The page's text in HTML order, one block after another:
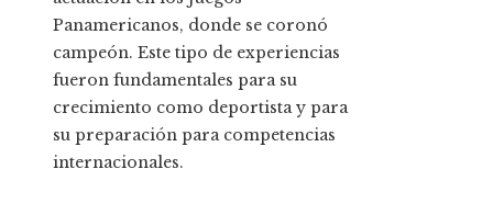
Panamericanos, donde se coronó
campeón. Este tipo de experiencias
fueron fundamentales para su
crecimiento como deportista y para
su preparación para competencias
internacionales.